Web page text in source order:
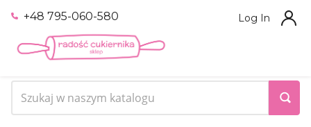
+48 795-060-580 Log In